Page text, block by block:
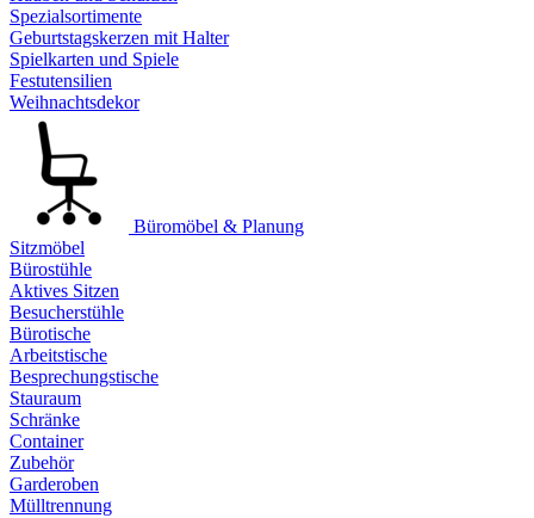
Spezialsortimente
Geburtstagskerzen mit Halter
Spielkarten und Spiele
Festutensilien
Weihnachtsdekor
Büromöbel & Planung
Sitzmöbel
Bürostühle
Aktives Sitzen
Besucherstühle
Bürotische
Arbeitstische
Besprechungstische
Stauraum
Schränke
Container
Zubehör
Garderoben
Mülltrennung